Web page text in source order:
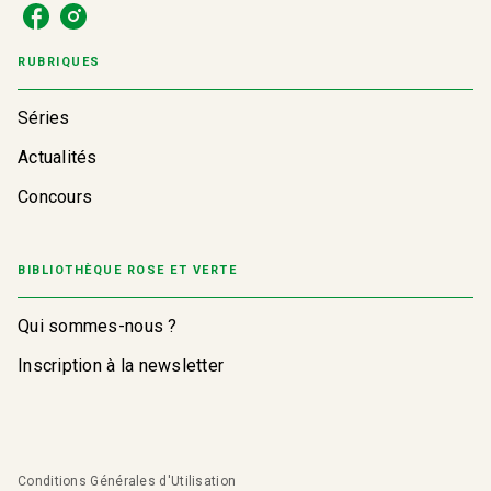
RUBRIQUES
Séries
Actualités
Concours
BIBLIOTHÈQUE ROSE ET VERTE
Qui sommes-nous ?
Inscription à la newsletter
Conditions Générales d'Utilisation